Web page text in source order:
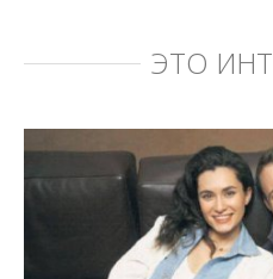
ЭТО